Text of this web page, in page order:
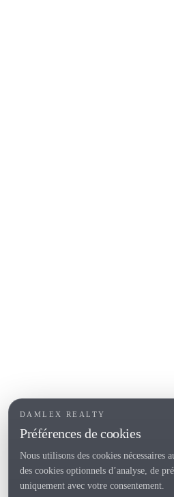
DAMLEX REALTY
Préférences de cookies
Nous utilisons des cookies nécessaires
des cookies optionnels d’analyse, de
uniquement avec votre consentement.
Maison de campagne/li>
Investissements
Tel. (+34) 935 434 367